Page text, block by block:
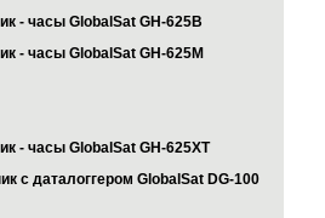
- часы GlobalSat GH-625B
- часы GlobalSat GH-625M
- часы GlobalSat GH-625XT
с даталоггером GlobalSat DG-100